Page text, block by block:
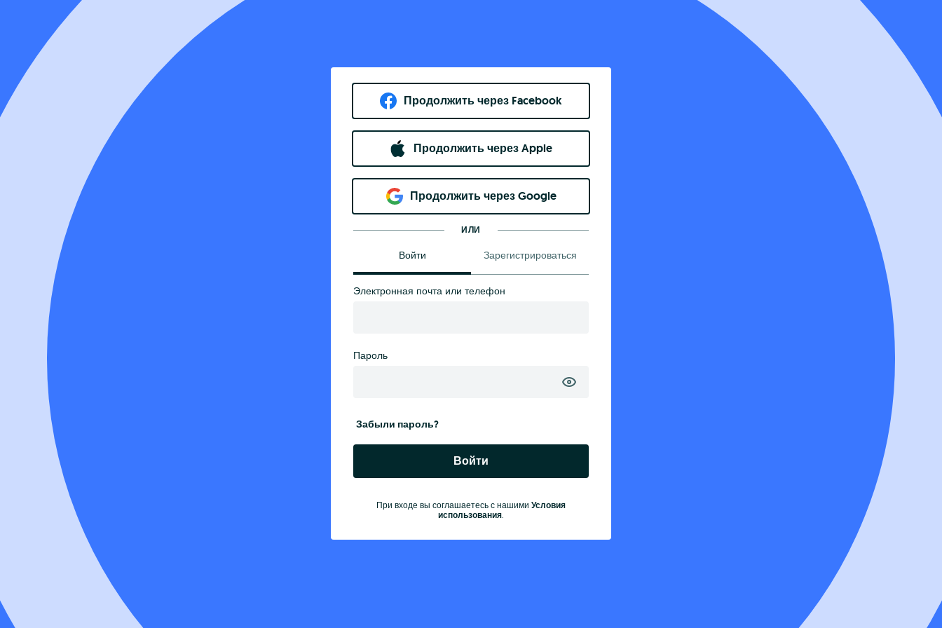
Продолжить через Facebook
Продолжить через Apple
Продолжить через Google
ИЛИ
Войти Зарегистрироваться
Электронная почта или телефон
Пароль
Забыли пароль?
Войти
При входе вы соглашаетесь с нашими Условия
использования.